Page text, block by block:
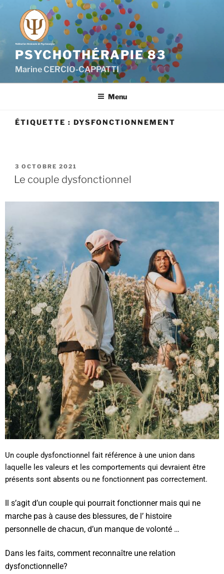
PSYCHOTHÉRAPIE 83
Marine CERCIO-CAPPATTI
Menu
ÉTIQUETTE : DYSFONCTIONNEMENT
3 OCTOBRE 2021
Le couple dysfonctionnel
Un couple dysfonctionnel fait référence à une union dans
laquelle les valeurs et les comportements qui devraient être
présents sont absents ou ne fonctionnent pas correctement.
Il s’agit d’un couple qui pourrait fonctionner mais qui ne
marche pas à cause des blessures, de l’ histoire
personnelle de chacun, d’un manque de volonté …
Dans les faits, comment reconnaître une relation
dysfonctionnelle?